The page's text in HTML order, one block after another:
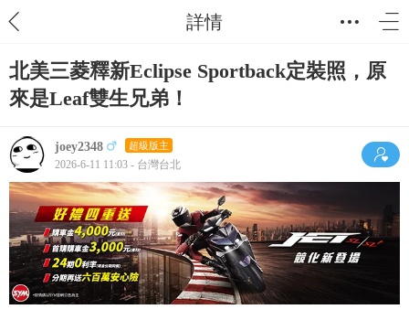
詳情
北美三菱釋新Eclipse Sportback定裝照，原
來是Leaf雙生兄弟！
joey2348 超級版主
2026-6-11 11:03 - 台灣台北